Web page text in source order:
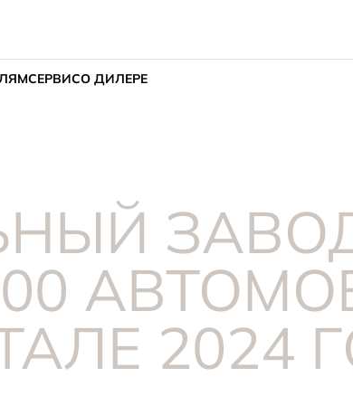
СЕРВИСО ДИЛЕРЕ
2024